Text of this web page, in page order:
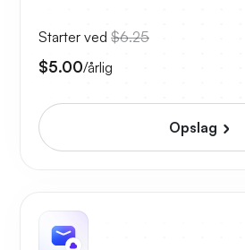
Starter ved $6.25
$5.00/årlig
Opslag